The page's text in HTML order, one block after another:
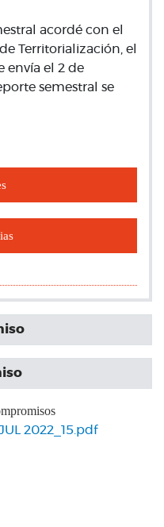
acordé con el
Territorialización, el
envía el 2 de
semestral se
2022_15.pdf